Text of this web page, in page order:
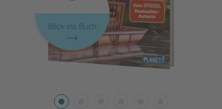
Blick ins Buch